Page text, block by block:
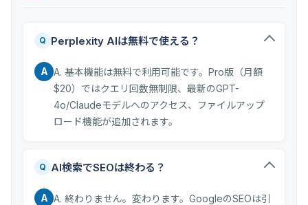
Q Perplexity AIは無料で使える？
A A. 基本機能は無料で利用可能です。Pro版（月額
$20）ではクエリ回数無制限、最新のGPT-
4o/Claudeモデルへのアクセス、ファイルアップ
ロード機能が追加されます。
Q AI検索でSEOは終わる？
A A. 終わりません。変わります。GoogleのSEOは引